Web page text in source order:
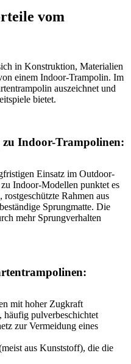
vom
in Konstruktion, Materialien
einem Indoor-Trampolin. Im
auszeichnet und
bietet.
Indoor-Trampolinen:
Einsatz im Outdoor-
Indoor-Modellen punktet es
Rahmen aus
Sprungmatte. Die
mehr Sprungverhalten
mit hoher Zugkraft
häufig pulverbeschichtet
zur Vermeidung eines
aus Kunststoff), die die